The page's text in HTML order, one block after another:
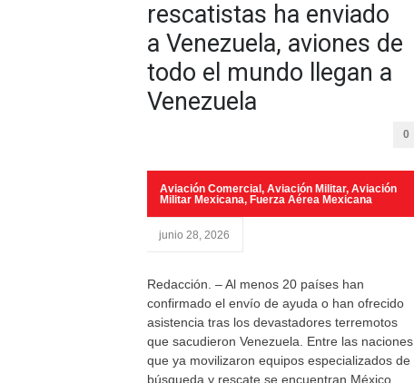
rescatistas ha enviado
a Venezuela, aviones de
todo el mundo llegan a
Venezuela
0
Aviación Comercial , Aviación Militar, Aviación
Militar Mexicana, Fuerza Aérea Mexicana
junio 28, 2026
Redacción. – Al menos 20 países han
confirmado el envío de ayuda o han ofrecido
asistencia tras los devastadores terremotos
que sacudieron Venezuela. Entre las naciones
que ya movilizaron equipos especializados de
búsqueda y rescate se encuentran México,